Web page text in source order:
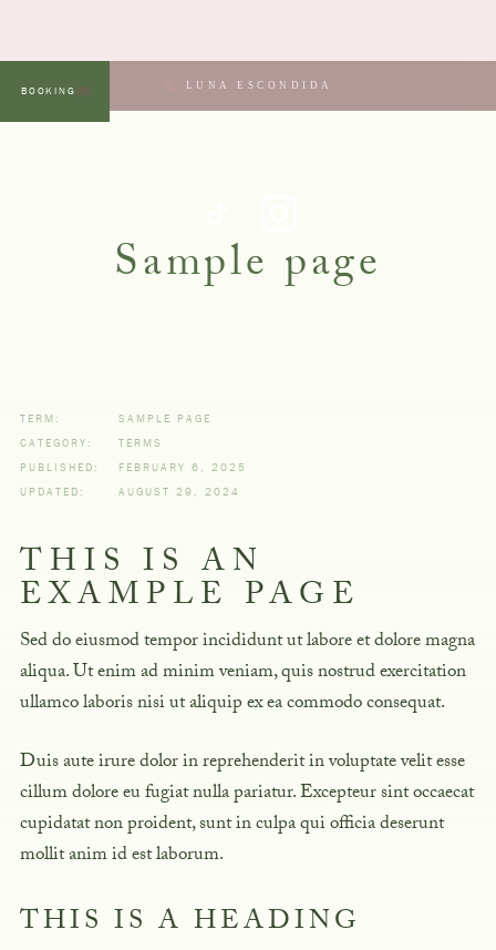
MENU
BOOKING LUNA ESCONDIDA
Sample page
TERM:
SAMPLE PAGE
CATEGORY:
TERMS
PUBLISHED:
FEBRUARY 6, 2025
UPDATED:
AUGUST 29, 2024
THIS IS AN
EXAMPLE PAGE
Sed do eiusmod tempor incididunt ut labore et dolore magna
aliqua. Ut enim ad minim veniam, quis nostrud exercitation
ullamco laboris nisi ut aliquip ex ea commodo consequat.
Duis aute irure dolor in reprehenderit in voluptate velit esse
cillum dolore eu fugiat nulla pariatur. Excepteur sint occaecat
cupidatat non proident, sunt in culpa qui officia deserunt
mollit anim id est laborum.
THIS IS A HEADING